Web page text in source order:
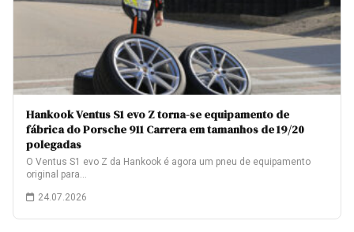
Hankook Ventus S1 evo Z torna-se equipamento de
fábrica do Porsche 911 Carrera em tamanhos de 19/20
polegadas
O Ventus S1 evo Z da Hankook é agora um pneu de equipamento
original para…
24.07.2026